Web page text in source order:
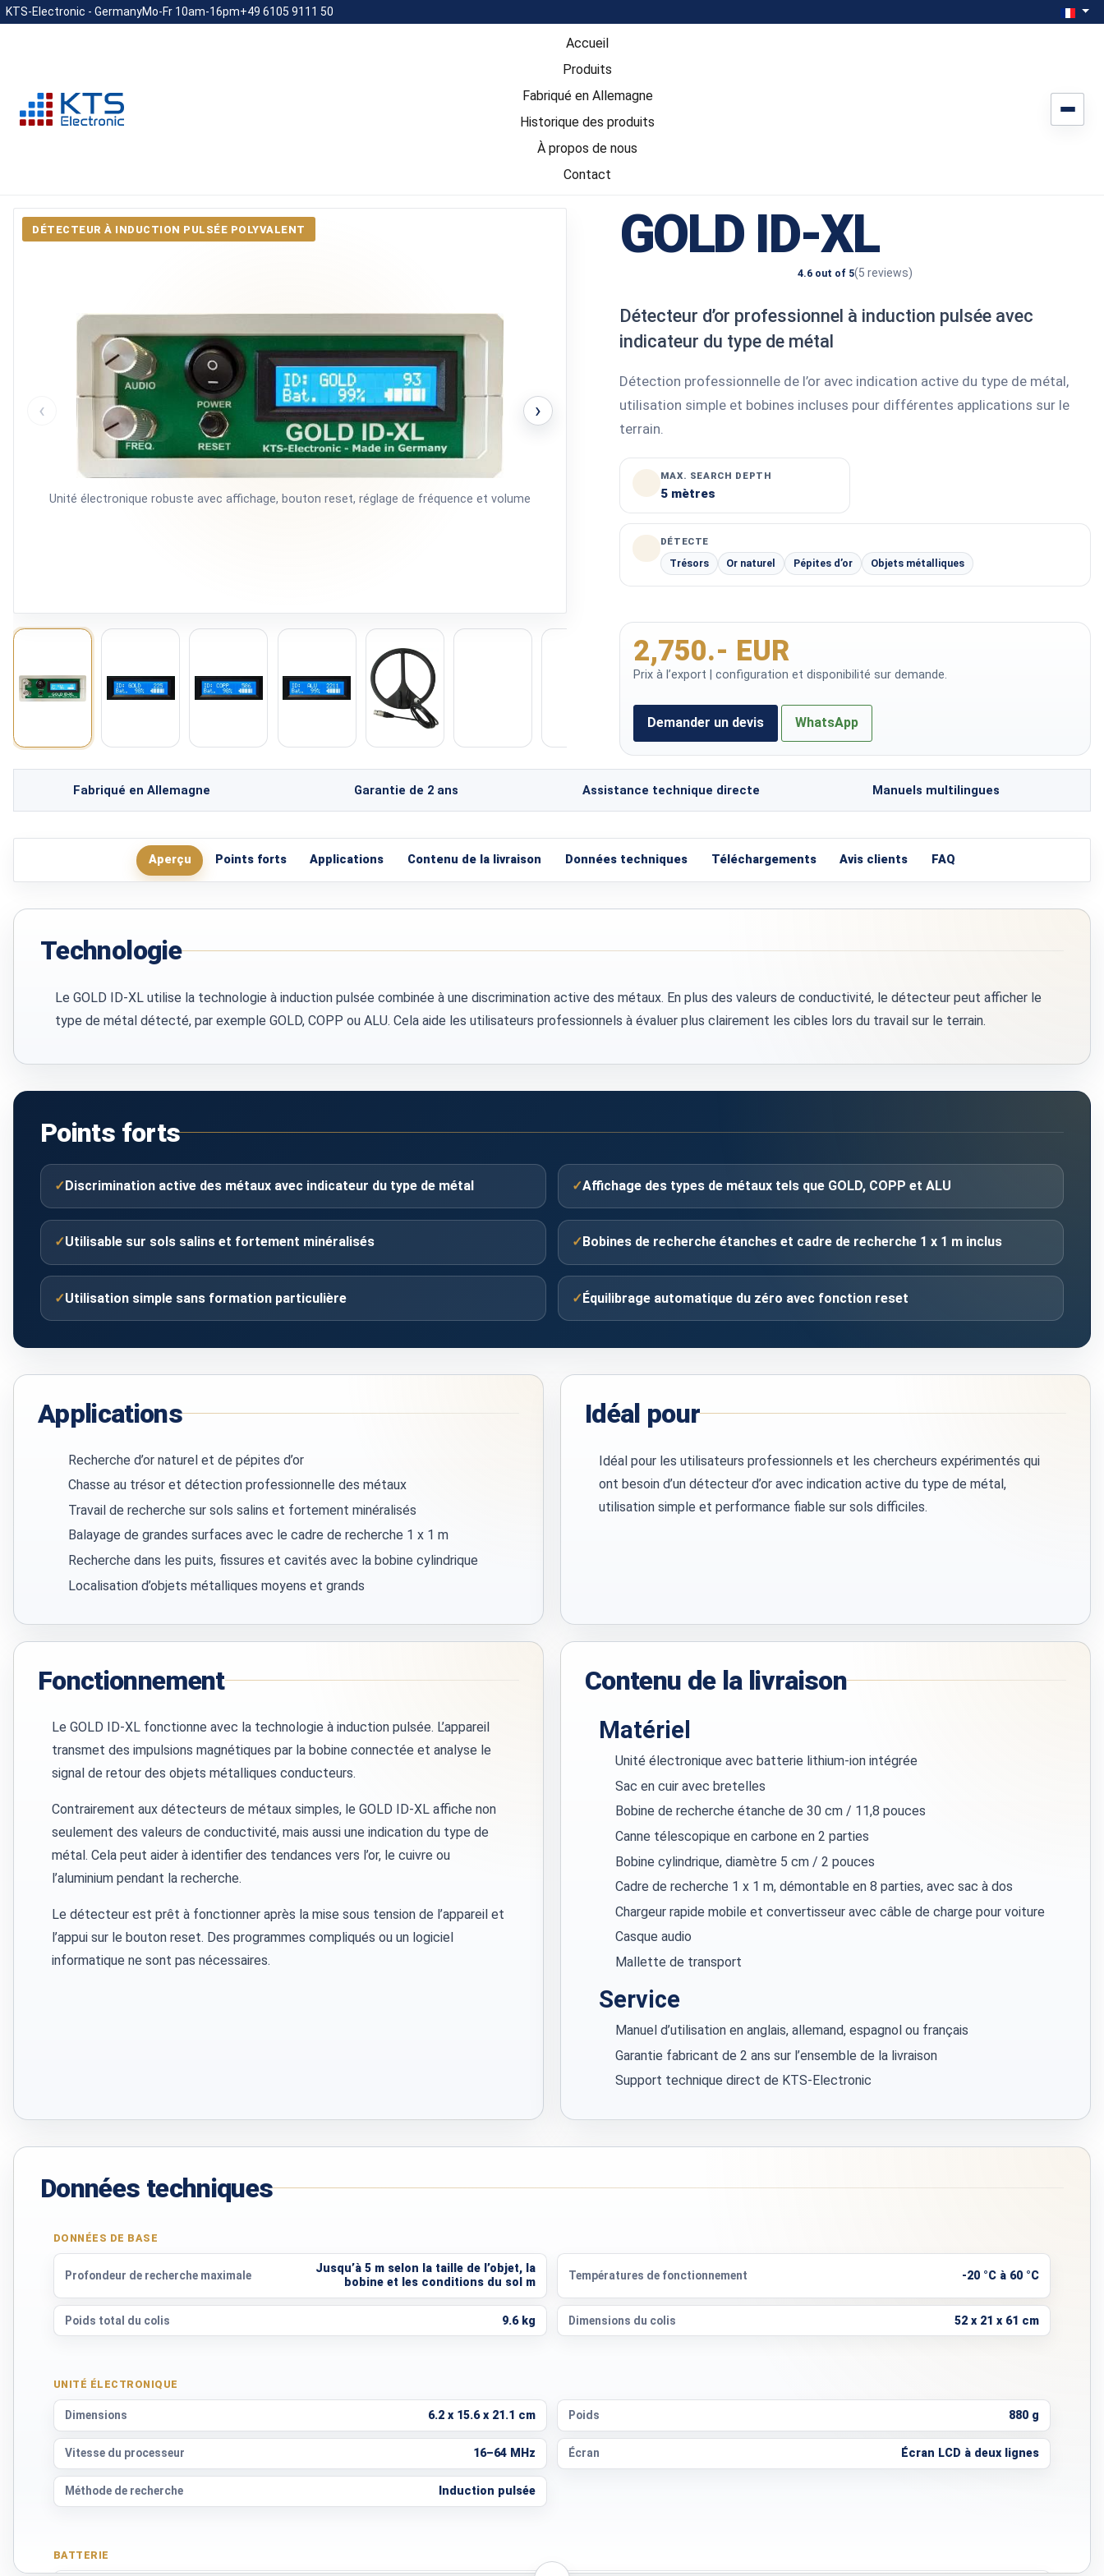
KTS-Electronic - GermanyMo-Fr 10am-16pm+49 6105 9111 50
Accueil
Produits
Fabriqué en Allemagne
Historique des produits
À propos de nous
Contact
DÉTECTEUR À INDUCTION PULSÉE POLYVALENT
Unité électronique robuste avec affichage, bouton reset, réglage de fréquence et volume
‹ ›
GOLD ID-XL
4.6 out of 5(5 reviews)
Détecteur d’or professionnel à induction pulsée avec
indicateur du type de métal
Détection professionnelle de l’or avec indication active du type de métal,
utilisation simple et bobines incluses pour différentes applications sur le
terrain.
MAX. SEARCH DEPTH
5 mètres
DÉTECTE
Trésors Or naturel Pépites d’or Objets métalliques
2,750.- EUR
Prix à l’export | configuration et disponibilité sur demande.
Demander un devis WhatsApp
Fabriqué en Allemagne Garantie de 2 ans Assistance technique directe Manuels multilingues
Aperçu Points forts Applications Contenu de la livraison Données techniques Téléchargements Avis clients FAQ
Technologie
Le GOLD ID-XL utilise la technologie à induction pulsée combinée à une discrimination active des métaux. En plus des valeurs de conductivité, le détecteur peut afficher le
type de métal détecté, par exemple GOLD, COPP ou ALU. Cela aide les utilisateurs professionnels à évaluer plus clairement les cibles lors du travail sur le terrain.
Points forts
✓Discrimination active des métaux avec indicateur du type de métal ✓Affichage des types de métaux tels que GOLD, COPP et ALU
✓Utilisable sur sols salins et fortement minéralisés ✓ Bobines de recherche étanches et cadre de recherche 1 x 1 m inclus
✓Utilisation simple sans formation particulière ✓Équilibrage automatique du zéro avec fonction reset
Applications
Recherche d’or naturel et de pépites d’or
Chasse au trésor et détection professionnelle des métaux
Travail de recherche sur sols salins et fortement minéralisés
Balayage de grandes surfaces avec le cadre de recherche 1 x 1 m
Recherche dans les puits, fissures et cavités avec la bobine cylindrique
Localisation d’objets métalliques moyens et grands
Idéal pour
Idéal pour les utilisateurs professionnels et les chercheurs expérimentés qui
ont besoin d’un détecteur d’or avec indication active du type de métal,
utilisation simple et performance fiable sur sols difficiles.
Fonctionnement
Le GOLD ID-XL fonctionne avec la technologie à induction pulsée. L’appareil
transmet des impulsions magnétiques par la bobine connectée et analyse le
signal de retour des objets métalliques conducteurs.
Contrairement aux détecteurs de métaux simples, le GOLD ID-XL affiche non
seulement des valeurs de conductivité, mais aussi une indication du type de
métal. Cela peut aider à identifier des tendances vers l’or, le cuivre ou
l’aluminium pendant la recherche.
Le détecteur est prêt à fonctionner après la mise sous tension de l’appareil et
l’appui sur le bouton reset. Des programmes compliqués ou un logiciel
informatique ne sont pas nécessaires.
Contenu de la livraison
Matériel
Unité électronique avec batterie lithium-ion intégrée
Sac en cuir avec bretelles
Bobine de recherche étanche de 30 cm / 11,8 pouces
Canne télescopique en carbone en 2 parties
Bobine cylindrique, diamètre 5 cm / 2 pouces
Cadre de recherche 1 x 1 m, démontable en 8 parties, avec sac à dos
Chargeur rapide mobile et convertisseur avec câble de charge pour voiture
Casque audio
Mallette de transport
Service
Manuel d’utilisation en anglais, allemand, espagnol ou français
Garantie fabricant de 2 ans sur l’ensemble de la livraison
Support technique direct de KTS-Electronic
Données techniques
DONNÉES DE BASE
Profondeur de recherche maximale
Jusqu’à 5 m selon la taille de l’objet, la
bobine et les conditions du sol m
Températures de fonctionnement -20 °C à 60 °C
Poids total du colis 9.6 kg Dimensions du colis 52 x 21 x 61 cm
UNITÉ ÉLECTRONIQUE
Dimensions 6.2 x 15.6 x 21.1 cm Poids 880 g
Vitesse du processeur 16–64 MHz Écran Écran LCD à deux lignes
Méthode de recherche Induction pulsée
BATTERIE